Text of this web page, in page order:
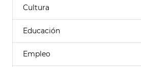
Cultura
Educación
Empleo